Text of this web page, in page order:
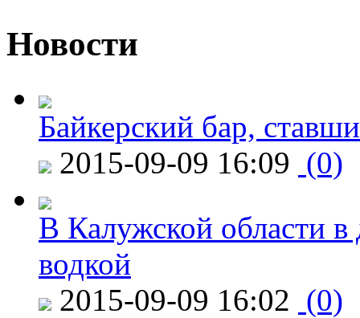
Новости
Байкерский бар,
2015-09-09 16:09 (0)
В Калужской области в
водкой
2015-09-09 16:02 (0)